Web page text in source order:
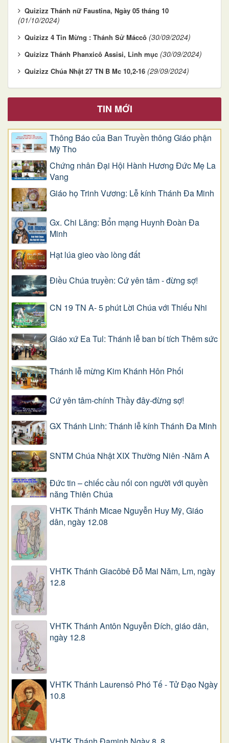
Quizizz Thánh nữ Faustina, Ngày 05 tháng 10
(01/10/2024)
Quizizz 4 Tin Mừng : Thánh Sử Máccô (30/09/2024)
Quizizz Thánh Phanxicô Assisi, Linh mục (30/09/2024)
Quizizz Chúa Nhật 27 TN B Mc 10,2-16 (29/09/2024)
TIN MỚI
Thông Báo của Ban Truyền thông Giáo phận
Mỹ Tho
Chứng nhân Đại Hội Hành Hương Đức Mẹ La
Vang
Giáo họ Trinh Vương: Lễ kính Thánh Đa Minh
Gx. Chi Lăng: Bổn mạng Huynh Đoàn Đa
Minh
Hạt lúa gieo vào lòng đất
Điều Chúa truyền: Cứ yên tâm - đừng sợ!
CN 19 TN A- 5 phút Lời Chúa với Thiếu Nhi
Giáo xứ Ea Tul: Thánh lễ ban bí tích Thêm sức
Thánh lễ mừng Kim Khánh Hôn Phối
Cứ yên tâm-chính Thầy đây-đừng sợ!
GX Thánh Linh: Thánh lễ kính Thánh Đa Minh
SNTM Chúa Nhật XIX Thường Niên -Năm A
Đức tin – chiếc cầu nối con người với quyền
năng Thiên Chúa
VHTK Thánh Micae Nguyễn Huy Mỹ, Giáo
dân, ngày 12.08
VHTK Thánh Giacôbê Ðỗ Mai Năm, Lm, ngày
12.8
VHTK Thánh Antôn Nguyễn Ðích, giáo dân,
ngày 12.8
VHTK Thánh Laurensô Phó Tế - Tử Đạo Ngày
10.8